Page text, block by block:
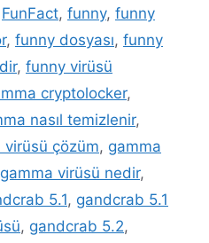
FunFact, funny, funny
, funny dosyası, funny
, funny virüsü
cryptolocker,
nasıl temizlenir,
virüsü çözüm, gamma
gamma virüsü nedir,
5.1, gandcrab 5.1
, gandcrab 5.2,